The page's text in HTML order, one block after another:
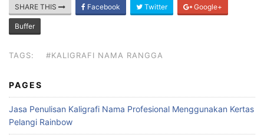
SHARE THIS Facebook Twitter Google+
Buffer
TAGS: #KALIGRAFI NAMA RANGGA
PAGES
Jasa Penulisan Kaligrafi Nama Profesional Menggunakan Kertas
Pelangi Rainbow